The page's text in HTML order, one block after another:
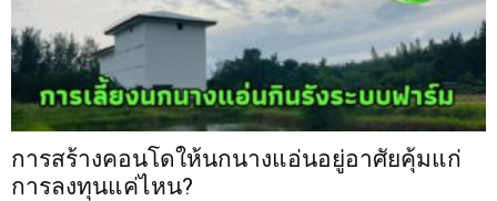
การสร้างคอนโดให้นกนางแอ่นอยู่อาศัยคุ้มแก่
การลงทุนแค่ไหน?